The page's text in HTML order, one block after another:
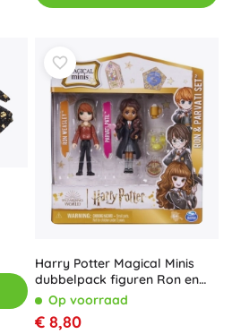
Harry Potter Magical Minis
dubbelpack figuren Ron en
Parvati met accessoires
Op voorraad
€ 8,80